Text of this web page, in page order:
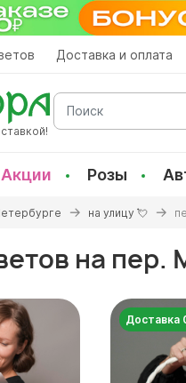
Доставка и оплата
Поиск
Акции Розы
на улицу 💘
на пер.
Доставка